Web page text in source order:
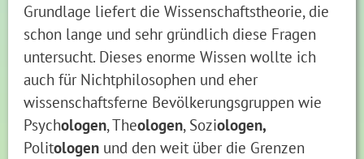
Grundlage liefert die Wissenschaftstheorie, die
schon lange und sehr gründlich diese Fragen
untersucht. Dieses enorme Wissen wollte ich
auch für Nichtphilosophen und eher
wissenschaftsferne Bevölkerungsgruppen wie
Psychologen, Theologen, Soziologen,
Politologen und den weit über die Grenzen